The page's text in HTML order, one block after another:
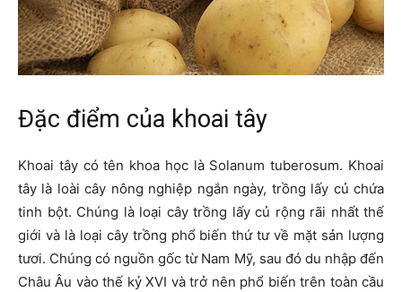
Đặc điểm của khoai tây
Khoai tây có tên khoa học là Solanum tuberosum. Khoai
tây là loài cây nông nghiệp ngắn ngày, trồng lấy củ chứa
tinh bột. Chúng là loại cây trồng lấy củ rộng rãi nhất thế
giới và là loại cây trồng phổ biến thứ tư về mặt sản lượng
tươi. Chúng có nguồn gốc từ Nam Mỹ, sau đó du nhập đến
Châu Âu vào thế kỷ XVI và trở nên phổ biến trên toàn cầu